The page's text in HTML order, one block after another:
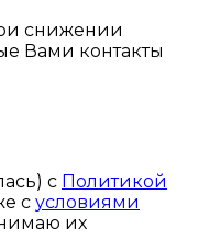
снижении
Вами контакты
с Политикой
с условиями
их